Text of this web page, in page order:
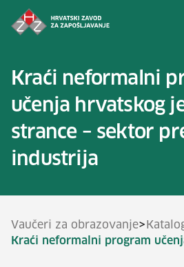
Kraći neformalni
učenja hrvatskog
strance – sektor
industrija
Vaučeri za obrazovanje>
Kraći neformalni program